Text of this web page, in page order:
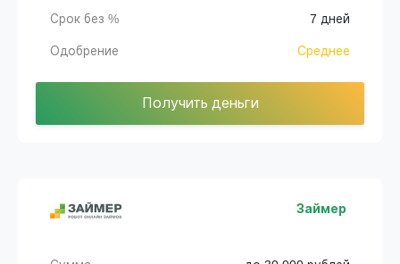
Срок без % 7 дней
Одобрение Среднее
Получить деньги
Займер